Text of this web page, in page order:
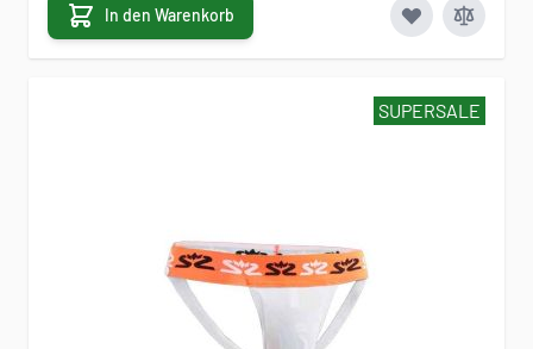
In den Warenkorb
SUPERSALE